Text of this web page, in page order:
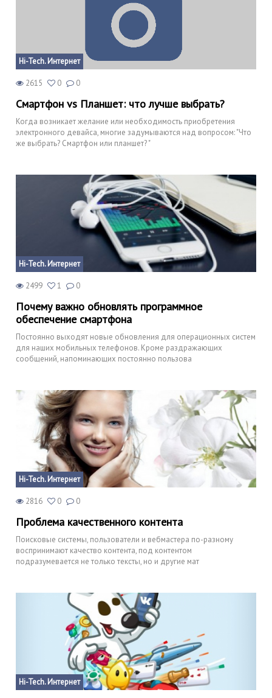
Hi-Tech. Интернет
2615 0 0
Смартфон vs Планшет: что лучше выбрать?
Когда возникает желание или необходимость приобретения
электронного девайса, многие задумываются над вопросом: "Что
же выбрать? Смартфон или планшет? "
Hi-Tech. Интернет
2499 1 0
Почему важно обновлять программное
обеспечение смартфона
Постоянно выходят новые обновления для операционных систем
для наших мобильных телефонов. Кроме раздражающих
сообщений, напоминающих постоянно пользова
Hi-Tech. Интернет
2816 0 0
Проблема качественного контента
Поисковые системы, пользователи и вебмастера по-разному
воспринимают качество контента, под контентом
подразумевается не только тексты, но и другие мат
Hi-Tech. Интернет